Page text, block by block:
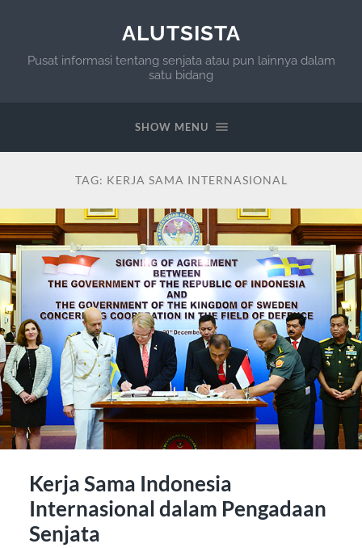
ALUTSISTA
Pusat informasi tentang senjata atau pun lainnya dalam
satu bidang
SHOW MENU
TAG: KERJA SAMA INTERNASIONAL
Kerja Sama Indonesia
Internasional dalam Pengadaan
Senjata